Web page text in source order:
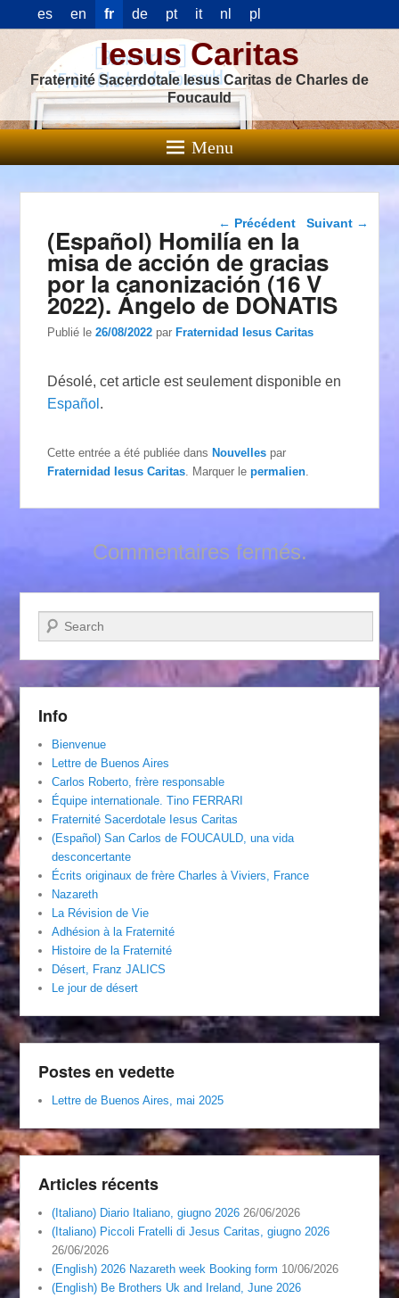
es en fr de pt it nl pl
Iesus Caritas
Fraternité Sacerdotale Iesus Caritas de Charles de
Foucauld
Menu
Navigation dans les
← Précédent Suivant →
(Español) Homilía en la
misa de acción de gracias
por la canonización (16 V
2022). Ángelo de DONATIS
Publié le26/08/2022 parFraternidad Iesus Caritas
Désolé, cet article est seulement disponible en
Español .
Cette entrée a été publiée dansNouvelles par
Fraternidad Iesus Caritas . Marquer lepermalien
Commentaires fermés.
Recherche
Info
Bienvenue
Lettre de Buenos Aires
Carlos Roberto, frère responsable
Équipe internationale. Tino FERRARI
Fraternité Sacerdotale Iesus Caritas
(Español) San Carlos de FOUCAULD, una vida
desconcertante
Écrits originaux de frère Charles à Viviers, France
Nazareth
La Révision de Vie
Adhésion à la Fraternité
Histoire de la Fraternité
Désert, Franz JALICS
Le jour de désert
Postes en vedette
Lettre de Buenos Aires, mai 2025
Articles récents
(Italiano) Diario Italiano, giugno 2026 26/06/2026
(Italiano) Piccoli Fratelli di Jesus Caritas, giugno 2026
26/06/2026
(English) 2026 Nazareth week Booking form 10/06/2026
(English) Be Brothers Uk and Ireland, June 2026